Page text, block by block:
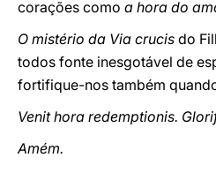
corações como a hora do
O mistério da Via crucis do
todos fonte inesgotável de
fortifique-nos também
Venit hora redemptionis.
Amém.